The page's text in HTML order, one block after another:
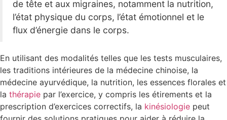
de tête et aux migraines, notamment la nutrition,
l’état physique du corps, l’état émotionnel et le
flux d’énergie dans le corps.
En utilisant des modalités telles que les tests musculaires,
les traditions intérieures de la médecine chinoise, la
médecine ayurvédique, la nutrition, les essences florales et
la thérapie par l’exercice, y compris les étirements et la
prescription d’exercices correctifs, la kinésiologie peut